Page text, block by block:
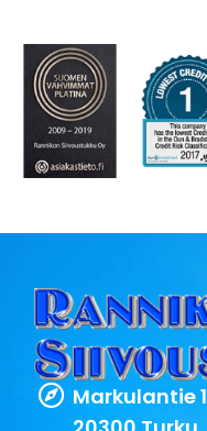
Markulantie 1